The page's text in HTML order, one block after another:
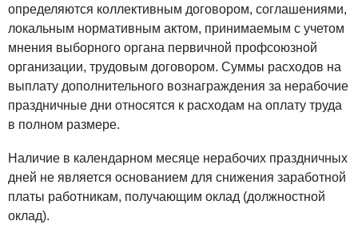
определяются коллективным договором, соглашениями,
локальным нормативным актом, принимаемым с учетом
мнения выборного органа первичной профсоюзной
организации, трудовым договором. Суммы расходов на
выплату дополнительного вознаграждения за нерабочие
праздничные дни относятся к расходам на оплату труда
в полном размере.
Наличие в календарном месяце нерабочих праздничных
дней не является основанием для снижения заработной
платы работникам, получающим оклад (должностной
оклад).